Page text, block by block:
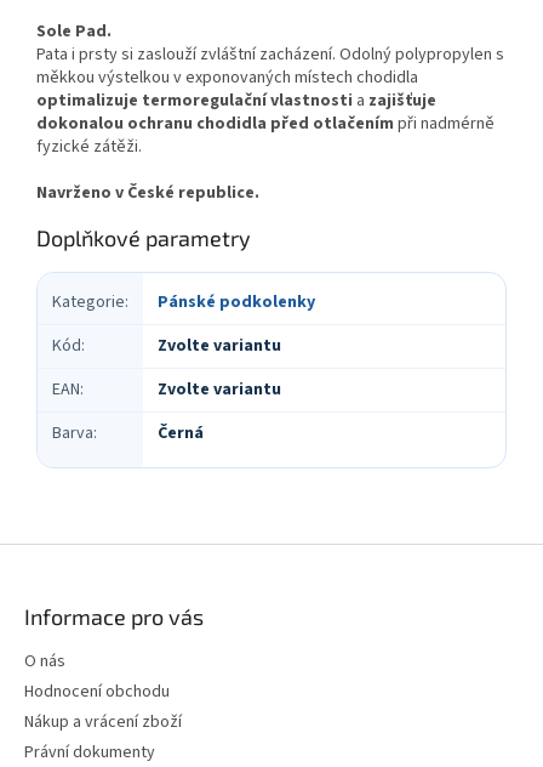
Sole Pad.
Pata i prsty si zaslouží zvláštní zacházení. Odolný polypropylen s
měkkou výstelkou v exponovaných místech chodidla
optimalizuje termoregulační vlastnosti a zajišťuje
dokonalou ochranu chodidla před otlačením při nadmérně
fyzické zátěži.
Navrženo v České republice.
Doplňkové parametry
Kategorie:
Pánské podkolenky
Kód:
Zvolte variantu
EAN:
Zvolte variantu
Barva: Černá
Informace pro vás
O nás
Hodnocení obchodu
Nákup a vrácení zboží
Právní dokumenty